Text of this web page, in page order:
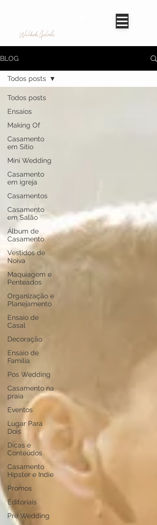
Worldwide Avaliable
BLOG
Todos posts
Ensaios
Making Of
Casamento
em Sítio
Mini Wedding
Casamento
em igreja
Casamentos
Casamento
em Salão
Álbum de
Casamento
Vestidos de
Noiva
Maquiagem e
Penteados
Organização e
Planejamento
Ensaio de
Casal
Decoração
Ensaio de
Família
Pos Wedding
Casamento na
praia
Eventos
Lugar Para
Dois
Dicas e
Conteúdos
Casamento
Hipster e Indie
Promos
Editoriais
Pre Wedding
Todos posts